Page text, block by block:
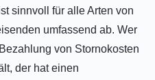
sinnvoll für alle Arten von
umfassend ab. Wer
von Stornokosten
der hat einen